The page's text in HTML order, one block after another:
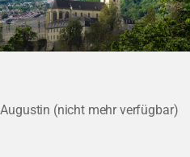
(nicht mehr verfügbar)